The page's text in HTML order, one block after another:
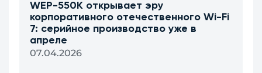
WEP-550K открывает эру
корпоративного отечественного Wi-Fi
7: серийное производство уже в
апреле
07.04.2026